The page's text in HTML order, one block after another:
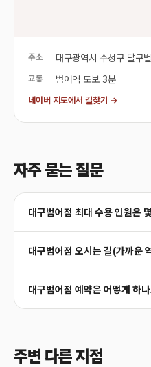
주소 대구광역시 수성구 달
교통 범어역 도보 3분
네이버 지도에서 길찾기 →
자주 묻는 질문
대구범어점 최대 수용 인원은
대구범어점 오시는 길(가까운
대구범어점 예약은 어떻게 하
주변 다른 지점